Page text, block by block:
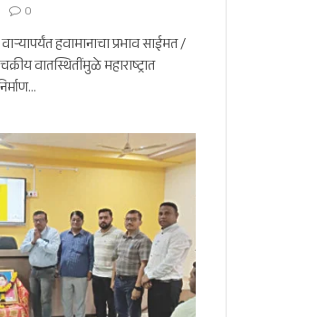
0
हवामानाचा प्रभाव साईमत /
वातस्थितींमुळे महाराष्ट्रात